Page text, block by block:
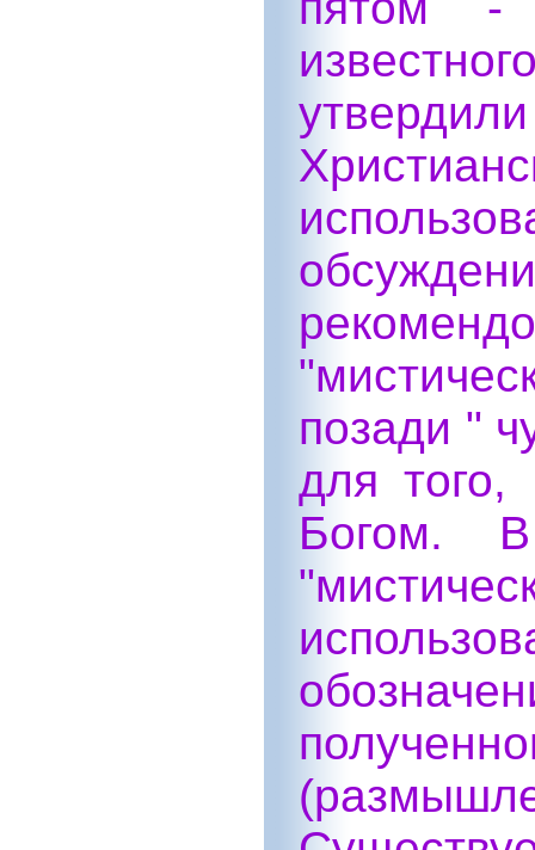
позади "
для того,
Богом.